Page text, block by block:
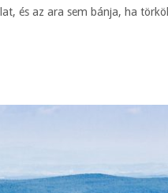
és az ara sem bánja, ha